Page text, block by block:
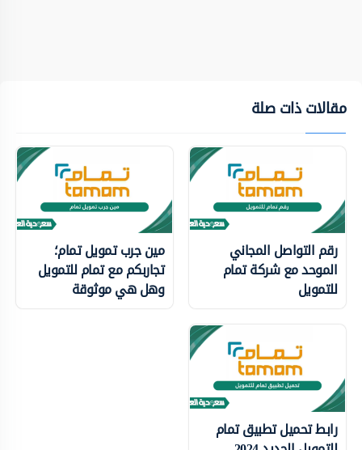
مقالات ذات صلة
رقم التواصل المجاني
الموحد مع شركة تمام
للتمويل
مين جرب تمويل تمام؛
تجاربكم مع تمام للتمويل
وهل هي موثوقة
رابط تحميل تطبيق تمام